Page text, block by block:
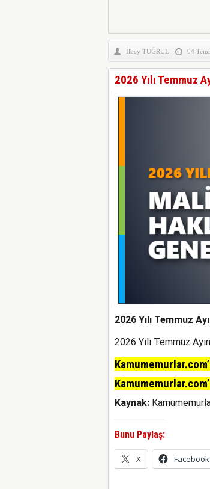
İlbey TUĞRUL 04
2026 Yılı Temmuz
2026 Yılı Temmuz
2026 Yılı Temmuz
Kaynak:
Bunu Paylaş:
X Facebook